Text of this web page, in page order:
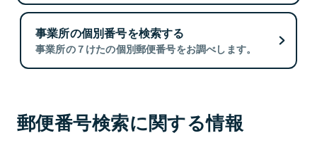
事業所の個別番号を検索する
事業所の７けたの個別郵便番号をお調べします。
郵便番号検索に関する情報